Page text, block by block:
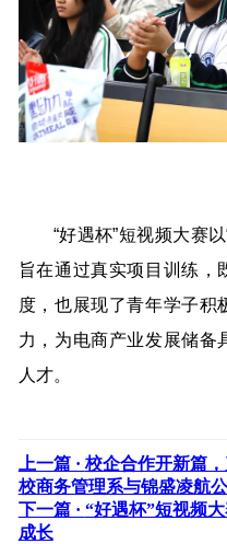
“好遇杯”短视频大赛
旨在通过真实项目训练，
度，也展现了青年学子积
力，为电商产业发展储备
人才。
上一篇 · 校企合作开新篇
校商务管理系与锦盛凌航
下一篇 · “好遇杯”短视频
成长